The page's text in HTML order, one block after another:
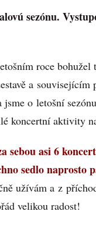
sezónu.
roce bohužel
a souvisejícím
jsme o letošní
koncertní aktivity
sebou asi 6
sedlo naprosto
užívám a z
velikou radost!